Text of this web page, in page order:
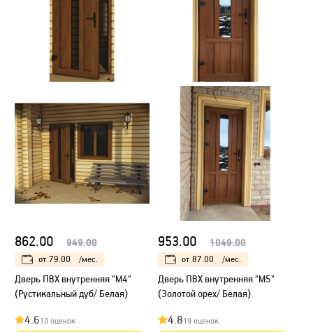
862.00 949.00
от 79.00 /мес.
Дверь ПВХ внутренняя "М4"
(Рустикальный дуб/ Белая)
4.610 оценок
953.00 1049.00
от 87.00 /мес.
Дверь ПВХ внутренняя "М5"
(Золотой орех/ Белая)
4.819 оценок